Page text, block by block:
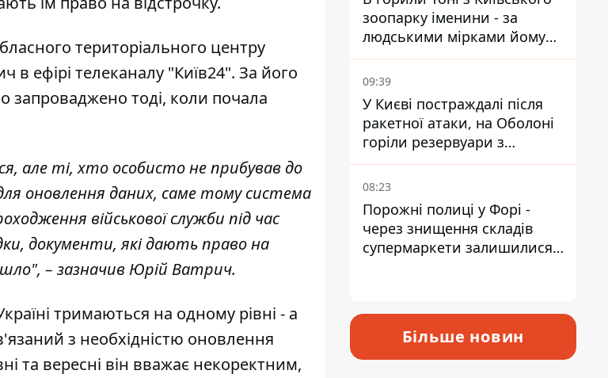
територіального центру
в ефірі телеканалу "Київ24". За його
запроваджено тоді, коли почала
але ті, хто особисто не прибував до
оновлення даних, саме тому система
військової служби під час
документи, які дають право на
– зазначив Юрій Ватрич.
тримаються на одному рівні - а
з необхідністю оновлення
та вересні він вважає некоректним,
зоопарку іменини - за
людськими мірками йому
вже понад 90 років
09:39
У Києві постраждалі після
ракетної атаки, на Оболоні
горіли резервуари з
паливом
08:23
Порожні полиці у Форі -
через знищення складів
супермаркети залишилися
Більше новин